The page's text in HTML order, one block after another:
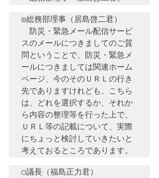
◎総務部理事（居島啓二君）
防災・緊急メール配信サービ
スのメールにつきましてのご質
問ということで、防災・緊急メ
ールにつきましては関連ホーム
ページ、今のそのＵＲＬの行き
先でありますけれども、こちら
は、どれを選択するか、それか
ら内容の整理等を行った上で、
ＵＲＬ等の記載について、実際
にちょっと検討していきたいと
○議長（福島正力君）